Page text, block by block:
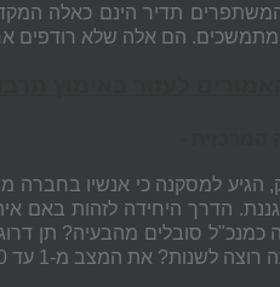
תדיר הינם כאלה
מתמשכים. הם אלה שלא רודפים
למסקנה כי אנשיו בחברה
הדרך היחידה לזהות
לשנות? את המצב מ-1 עד 10